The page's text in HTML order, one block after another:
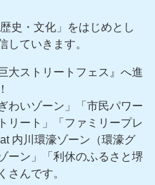
史・文化」をはじめとし
していきます。
大ストリートフェス』へ進
わいゾーン」「市民パワー
リート」「ファミリープレ
内川環濠ゾーン（環濠グ
ーン」「利休のふるさと堺
さんです。